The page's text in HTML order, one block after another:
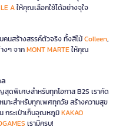
Aให้คุณเลือกใช้ได้อย่างจุใจ
คนสร้างสรรค์ตัวจริง ทั้งสีไม้Colleen,
งๆ จากMONT MARTEให้คุณ
ดพิเศษสำหรับทุกโอกาส B2S เราคัด
มาะสำหรับทุกเพศทุกวัย สร้างความสุข
กระเป๋าเก็บอุณหภูมิKAKAO
เรามีครบ!